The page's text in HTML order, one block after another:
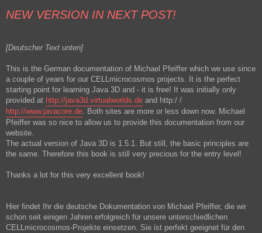
NEW VERSION IN NEXT POST!
[Deutscher Text unten]
This is the German documentation of Michael Pfeiffer which we use since
a couple of years for our CELLmicrocosmos projects. It is the perfect
starting point for learning Java 3D and - it is free! It was initially only
provided at http://java3d.virtualworlds.de and http:/ /
http://www.javacore.de. Both sites are more or less down now. Michael
Pfeiffer was so nice to allow us to provide this documentation from our
website.
The actual version of Java 3D is 1.5.1. But still, the basic principles are
the same. Therefore this book is still very precious for the entry level!
Thanks a lot for this very excellent book!
Hier findet Ihr die deutsche Dokumentation von Michael Pfeiffer, die wir
schon seit einigen Jahren erfolgreich für unsere unterschiedlichen
CELLmicrocosmos-Projekte einsetzen. Sie ist perfekt geeignet für den